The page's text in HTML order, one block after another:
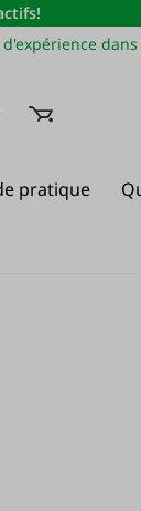
avez 0
pratique